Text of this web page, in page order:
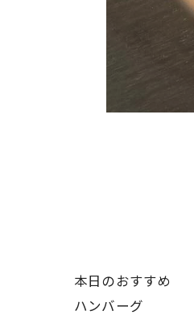
本日のおすすめ
ハンバーグ